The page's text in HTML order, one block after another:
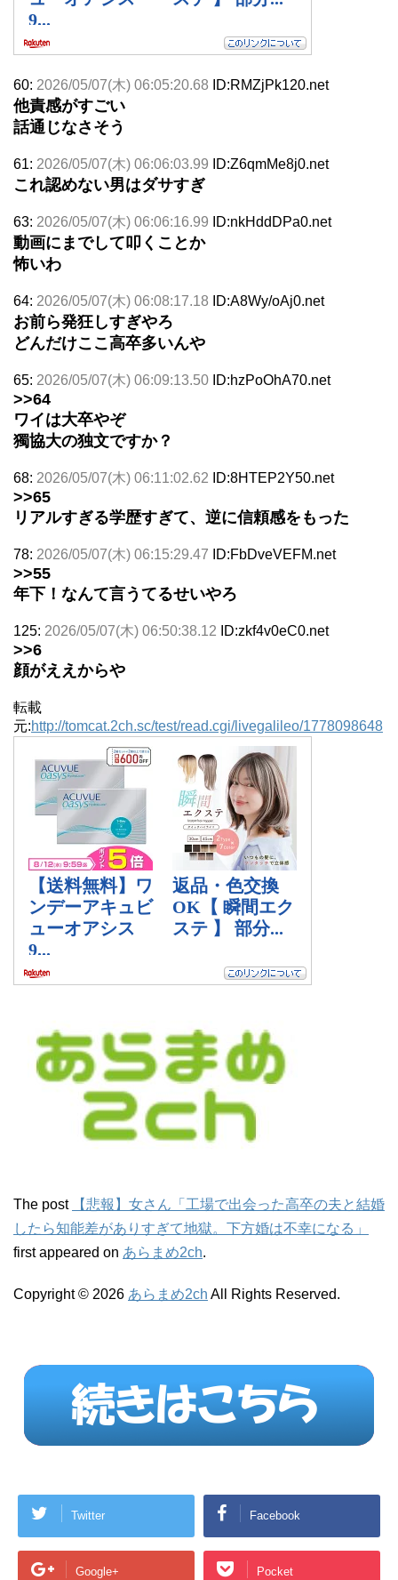
60: 2026/05/07(木) 06:05:20.68 ID:RMZjPk120.net
他責感がすごい
話通じなさそう
61: 2026/05/07(木) 06:06:03.99 ID:Z6qmMe8j0.net
これ認めない男はダサすぎ
63: 2026/05/07(木) 06:06:16.99 ID:nkHddDPa0.net
動画にまでして叩くことか
怖いわ
64: 2026/05/07(木) 06:08:17.18 ID:A8Wy/oAj0.net
お前ら発狂しすぎやろ
どんだけここ高卒多いんや
65: 2026/05/07(木) 06:09:13.50 ID:hzPoOhA70.net
>>64
ワイは大卒やぞ
獨協大の独文ですか？
68: 2026/05/07(木) 06:11:02.62 ID:8HTEP2Y50.net
>>65
リアルすぎる学歴すぎて、逆に信頼感をもった
78: 2026/05/07(木) 06:15:29.47 ID:FbDveVEFM.net
>>55
年下！なんて言うてるせいやろ
125: 2026/05/07(木) 06:50:38.12 ID:zkf4v0eC0.net
>>6
顔がええからや
転載
元:http://tomcat.2ch.sc/test/read.cgi/livegalileo/1778098648
The post
【悲報】女さん「工場で出会った高卒の夫と結婚
したら知能差がありすぎて地獄。下方婚は不幸になる」
first appeared on あらまめ2ch.
Copyright © 2026 あらまめ2ch All Rights Reserved.
Twitter Facebook
Google+ Pocket